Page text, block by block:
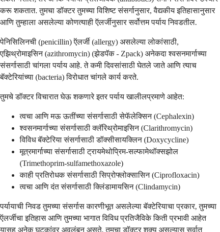
करू शकतात. तुमचा डॉक्टर तुमच्या विशिष्ट संसर्गानुसार, वैद्यकीय इतिहासानुसार
आणि तुम्हाला असलेल्या कोणत्याही ऍलर्जीनुसार सर्वोत्तम पर्याय निवडतील.
पेनिसिलिनची (penicillin) ऍलर्जी (allergy) असलेल्या लोकांसाठी,
एझिथ्रोमाइसिन (azithromycin) (झेडपॅक - Zpack) अनेकदा श्वसनमार्गाच्या
संसर्गासाठी चांगला पर्याय आहे. ते कमी दिवसांसाठी घेतले जाते आणि त्याच
बॅक्टेरियांच्या (bacteria) विरोधात चांगले कार्य करते.
तुमचे डॉक्टर विचारात घेऊ शकणारे इतर पर्याय खालीलप्रमाणे आहेत:
त्वचा आणि मऊ ऊतींच्या संसर्गासाठी सेफॅलेक्सिन (Cephalexin)
श्वसनमार्गाच्या संसर्गासाठी क्लॅरिथ्रोमाइसिन (Clarithromycin)
विविध बॅक्टेरिया संसर्गासाठी डॉक्सीसायक्लिन (Doxycycline)
मूत्रमार्गाच्या संसर्गासाठी ट्रायमेथोप्रिम-सल्फामेथॉक्सझोल
(Trimethoprim-sulfamethoxazole)
काही प्रतिरोधक संसर्गासाठी सिप्रोफ्लोक्सासिन (Ciprofloxacin)
त्वचा आणि दंत संसर्गासाठी क्लिंडामायसिन (Clindamycin)
पर्यायाची निवड तुमच्या संसर्गास कारणीभूत असलेल्या बॅक्टेरियाचा प्रकार, तुमच्या
ऍलर्जीचा इतिहास आणि तुमच्या भागात विविध प्रतिजैविके किती प्रभावी आहेत
यासह अनेक घटकांवर अवलंबून असते. तुमचा डॉक्टर शक्य असल्यास सर्वात